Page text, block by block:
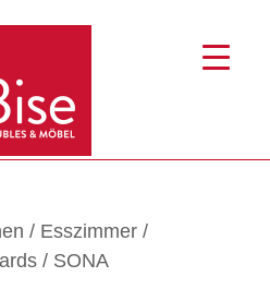
/ Esszimmer/
/ SONA